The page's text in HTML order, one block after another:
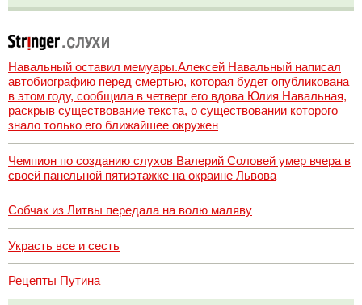
Навальный оставил мемуары.Алексей Навальный написал
автобиографию перед смертью, которая будет опубликована
в этом году, сообщила в четверг его вдова Юлия Навальная,
раскрыв существование текста, о существовании которого
знало только его ближайшее окружен
Чемпион по созданию слухов Валерий Соловей умер вчера в
своей панельной пятиэтажке на окраине Львова
Собчак из Литвы передала на волю маляву
Украсть все и сесть
Рецепты Путина